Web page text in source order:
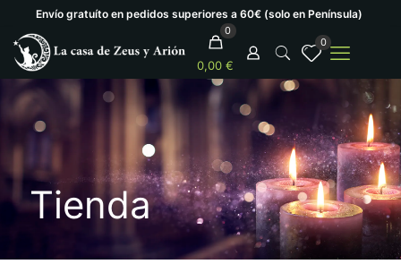
Envío gratuíto en pedidos superiores a 60€ (solo en Península)
0
0,00 €
0
Tienda